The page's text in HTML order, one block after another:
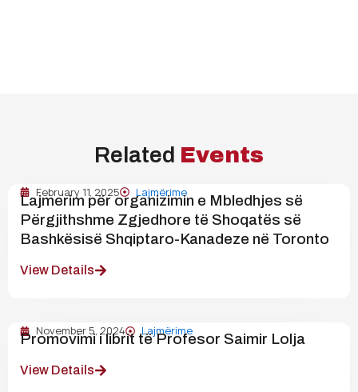
Related Events
February 11, 2025 Lajmërime
Lajmerim për organizimin e Mbledhjes së
Përgjithshme Zgjedhore të Shoqatës së
Bashkësisë Shqiptaro-Kanadeze në Toronto
View Details
November 5, 2024 Lajmërime
Promovimi i librit të Profesor Saimir Lolja
View Details